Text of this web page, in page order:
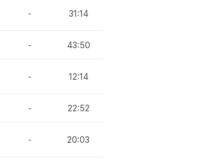
- 31:14
- 43:50
- 12:14
- 22:52
- 20:03